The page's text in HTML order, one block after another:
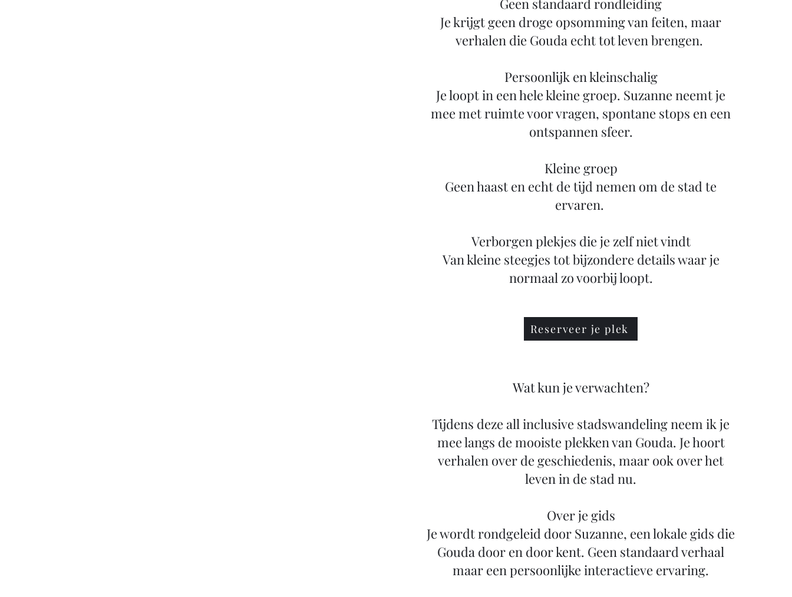
Geen standaard rondleiding
Je krijgt geen droge opsomming van feiten, maar
verhalen die Gouda echt tot leven brengen.
Persoonlijk en kleinschalig
Je loopt in een hele kleine groep. Suzanne neemt je
mee met ruimte voor vragen, spontane stops en een
ontspannen sfeer.
Kleine groep
Geen haast en echt de tijd nemen om de stad te
ervaren.
Verborgen plekjes die je zelf niet vindt
Van kleine steegjes tot bijzondere details waar je
normaal zo voorbij loopt.
Wat kun je verwachten?
Tijdens deze all inclusive stadswandeling neem ik je
mee langs de mooiste plekken van Gouda. Je hoort
verhalen over de geschiedenis, maar ook over het
leven in de stad nu.
Over je gids
Je wordt rondgeleid door Suzanne, een lokale gids die
Gouda door en door kent. Geen standaard verhaal
maar een persoonlijke interactieve ervaring.
Reserveer je plek